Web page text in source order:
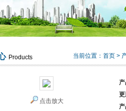
Products 当前位置： 首页 >
点击放大
更